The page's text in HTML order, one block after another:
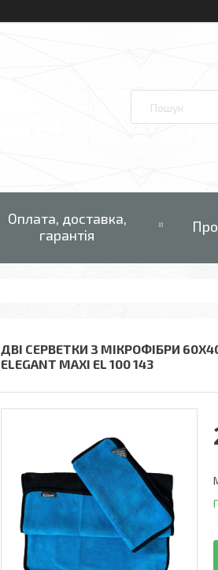
Оплата, доставка,
гарантія
ДВІ СЕРВЕТКИ З МІКРОФІБРИ
ELEGANT MAXI EL 100 143